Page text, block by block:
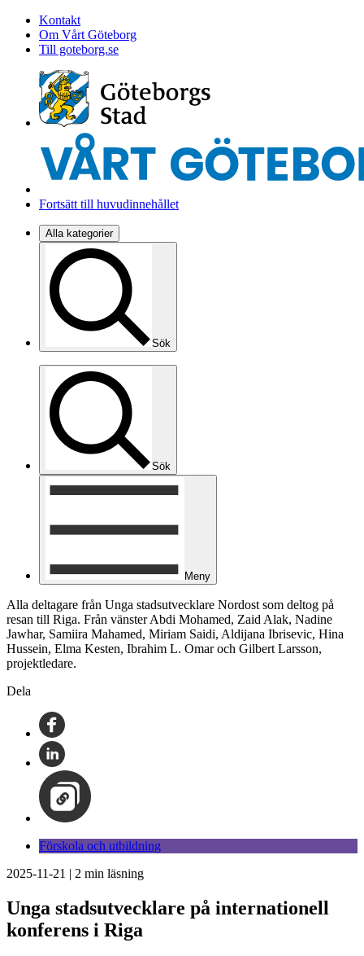
Kontakt
Om Vårt Göteborg
Till goteborg.se
Fortsätt till huvudinnehållet
Alla kategorier
Sök
Sök
Meny
Alla deltagare från Unga stadsutvecklare Nordost som deltog på
resan till Riga. Från vänster Abdi Mohamed, Zaid Alak, Nadine
Jawhar, Samiira Mahamed, Miriam Saidi, Aldijana Ibrisevic, Hina
Hussein, Elma Kesten, Ibrahim L. Omar och Gilbert Larsson,
projektledare.
Dela
Förskola och utbildning
2025-11-21 | 2 min läsning
Unga stadsutvecklare på internationell
konferens i Riga